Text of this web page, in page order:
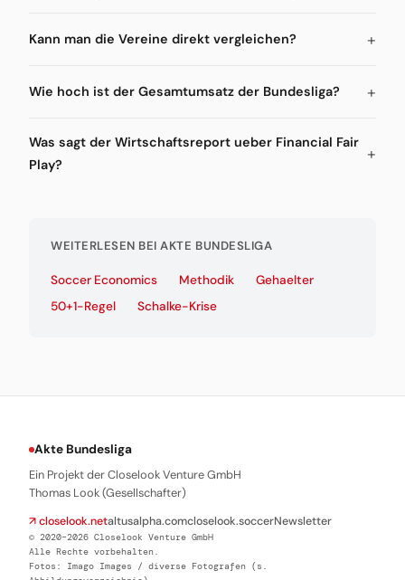
Kann man die Vereine direkt vergleichen?
Wie hoch ist der Gesamtumsatz der Bundesliga?
Was sagt der Wirtschaftsreport ueber Financial Fair
Play?
WEITERLESEN BEI AKTE BUNDESLIGA
Soccer Economics Methodik
Gehaelter
50+1-Regel
Schalke-Krise
Akte Bundesliga
Ein Projekt der Closelook Venture GmbH
Thomas Look (Gesellschafter)
↗ closelook.netaltusalpha.comcloselook.soccerNewsletter
© 2020–2026 Closelook Venture GmbH
Alle Rechte vorbehalten.
Fotos: Imago Images / diverse Fotografen (s.